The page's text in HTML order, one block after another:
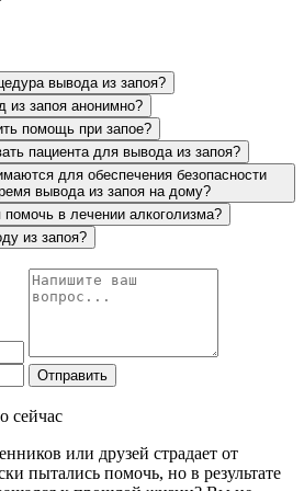
аккуратно. На утро жена,
слабость, но смогла
спасибо вашим
моей дочери! Столкнулась
домой просто в
еле стояла на ногах, было
я обратилась к вам. Было
думала, никуда и не
быстро, и ночью приехали к
и узнав всю информацию,
– у дочери было сильное
только положительные
люди. Пару дней я не
и, конечно же, поехала к ним.
другую комнату и начала
из запоя. Наткнулась на ваш
Позвонила, описала
вопросы. Врач
ожиданием. Сначала
родителями и сделал
рассказал про
и о лечении
вывода из запоя?
из запоя анонимно?
помощь при запое?
пациента для вывода из запоя?
для обеспечения безопасности
вывода из запоя на дому?
в лечении алкоголизма?
из запоя?
Отправить
сейчас
или друзей страдает от
пытались помочь, но в результате